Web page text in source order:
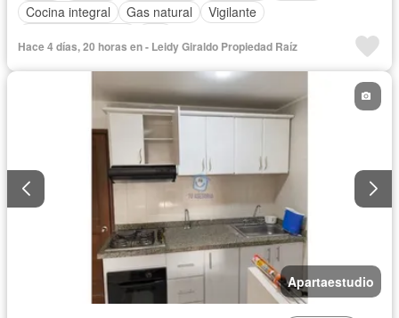
Cocina integral
Gas natural
Vigilante
Hace 4 días, 20 horas en - Leidy Giraldo Propiedad Raíz
Apartaestudio